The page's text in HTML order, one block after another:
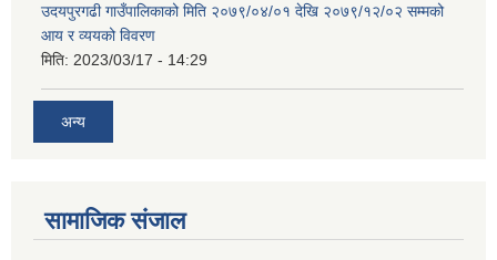
उदयपुरगढी गाउँपालिकाको मिति २०७९/०४/०१ देखि २०७९/१२/०२ सम्मको
आय र व्ययको विवरण
मिति: 2023/03/17 - 14:29
अन्य
सामाजिक संजाल